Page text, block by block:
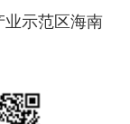
示范区海南